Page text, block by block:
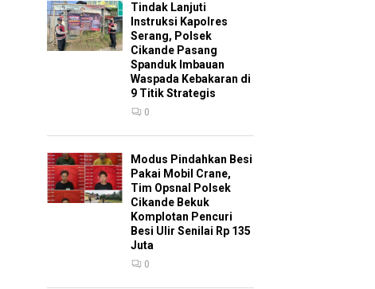
Tindak Lanjuti
Instruksi Kapolres
Serang, Polsek
Cikande Pasang
Spanduk Imbauan
Waspada Kebakaran di
9 Titik Strategis
0
Modus Pindahkan Besi
Pakai Mobil Crane,
Tim Opsnal Polsek
Cikande Bekuk
Komplotan Pencuri
Besi Ulir Senilai Rp 135
Juta
0